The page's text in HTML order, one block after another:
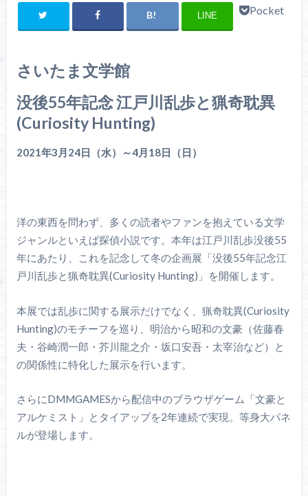
LINE Pocket
さいたま文学館
没後55年記念 江戸川乱歩と猟奇耽異
(Curiosity Hunting)
2021年3月24日（水）～4月18日（日）
洋の東西を問わず、多くの読者やファンを抱えている文学
ジャンルといえば探偵小説です。本年は江戸川乱歩没後55
年にあたり、これを記念して冬の企画展「没後55年記念江
戸川乱歩と猟奇耽異(Curiosity Hunting)」を開催します。
本展では乱歩に関する展示だけでなく、猟奇耽異(Curiosity
Hunting)のモチーフを巡り、明治から昭和の文豪（佐藤春
夫・谷崎潤一郎・芥川龍之介・坂口安吾・太宰治など）と
の関係性に特化した展示を行います。
さらにDMMGAMESから配信中のブラウザゲーム「文豪と
アルケミスト」とタイアップを2年連続で実現。等身大パネ
ルが登場します。